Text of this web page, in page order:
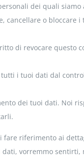
dei quali siamo
o bloccare
di revocare questo
i tuoi dati dal
dei tuoi dati. Noi
fare riferimento ai
dati, vorremmo